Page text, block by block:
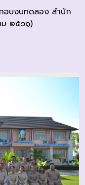
อบงบทดลอง สำนัก
ม ๒๕๖๑)